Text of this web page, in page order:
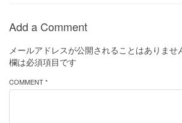
Add a Comment
メールアドレスが公開されることはありませ
欄は必須項目です
COMMENT *